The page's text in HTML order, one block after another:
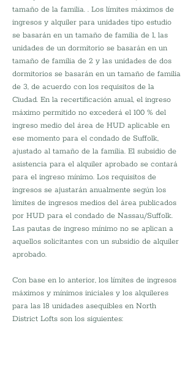
tamaño de la familia. . Los límites máximos de
ingresos y alquiler para unidades tipo estudio
se basarán en un tamaño de familia de 1, las
unidades de un dormitorio se basarán en un
tamaño de familia de 2 y las unidades de dos
dormitorios se basarán en un tamaño de familia
de 3, de acuerdo con los requisitos de la
Ciudad. En la recertificación anual, el ingreso
máximo permitido no excederá el 100 % del
ingreso medio del área de HUD aplicable en
ese momento para el condado de Suffolk,
ajustado al tamaño de la familia. El subsidio de
asistencia para el alquiler aprobado se contará
para el ingreso mínimo. Los requisitos de
ingresos se ajustarán anualmente según los
límites de ingresos medios del área publicados
por HUD para el condado de Nassau/Suffolk.
Las pautas de ingreso mínimo no se aplican a
aquellos solicitantes con un subsidio de alquiler
aprobado.
Con base en lo anterior, los límites de ingresos
máximos y mínimos iniciales y los alquileres
para las 18 unidades asequibles en North
District Lofts son los siguientes: